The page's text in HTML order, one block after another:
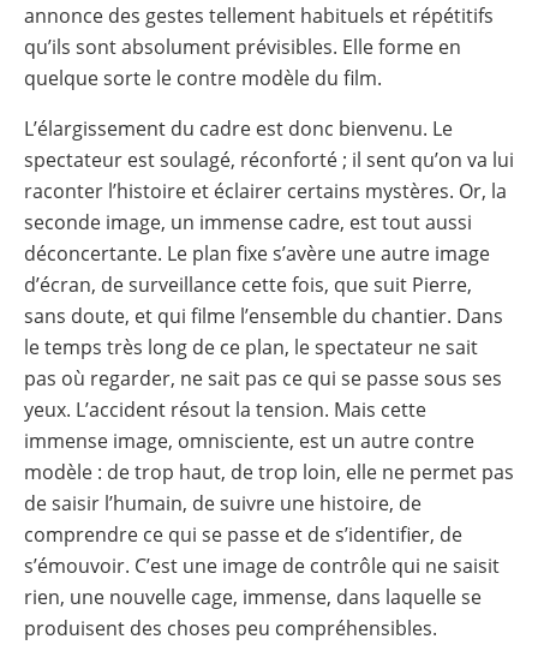
annonce des gestes tellement habituels et répétitifs
qu’ils sont absolument prévisibles. Elle forme en
quelque sorte le contre modèle du film.
L’élargissement du cadre est donc bienvenu. Le
spectateur est soulagé, réconforté ; il sent qu’on va lui
raconter l’histoire et éclairer certains mystères. Or, la
seconde image, un immense cadre, est tout aussi
déconcertante. Le plan fixe s’avère une autre image
d’écran, de surveillance cette fois, que suit Pierre,
sans doute, et qui filme l’ensemble du chantier. Dans
le temps très long de ce plan, le spectateur ne sait
pas où regarder, ne sait pas ce qui se passe sous ses
yeux. L’accident résout la tension. Mais cette
immense image, omnisciente, est un autre contre
modèle : de trop haut, de trop loin, elle ne permet pas
de saisir l’humain, de suivre une histoire, de
comprendre ce qui se passe et de s’identifier, de
s’émouvoir. C’est une image de contrôle qui ne saisit
rien, une nouvelle cage, immense, dans laquelle se
produisent des choses peu compréhensibles.